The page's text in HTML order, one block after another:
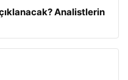
Analistlerin